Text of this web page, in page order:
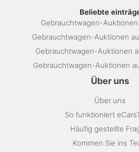
Beliebte
Gebrauchtwagen-
Gebrauchtwagen-Auktionen
Gebrauchtwagen-Auktionen
Gebrauchtwagen-Auktionen
Über uns
Über uns
So funktioniert
Häufig gestellte
Kommen Sie ins